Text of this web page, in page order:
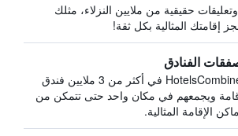
حقيقية من ملايين النزلاء، مثلك
إقامتك المثالية بكل ثقة!
الفنادق
يبحث HotelsCombined في أكثر من 3 ملايين فندق
ويجمعهم في مكان واحد حتى تتمكن من
الإقامة المثالية.